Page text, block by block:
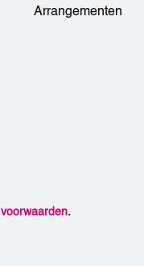
Arrangementen
.